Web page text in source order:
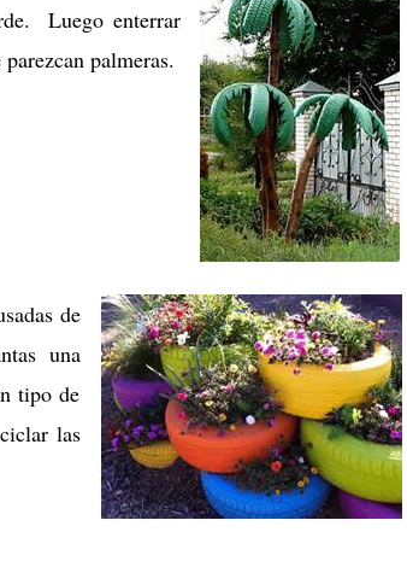
Luego enterrar
palmeras.
de
una
tipo de
las